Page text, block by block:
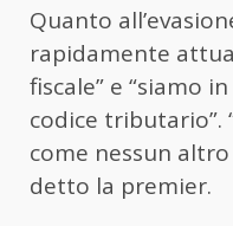
Quanto
rapidamente
fiscale” e “siamo
codice
come nessun altro
detto la premier.